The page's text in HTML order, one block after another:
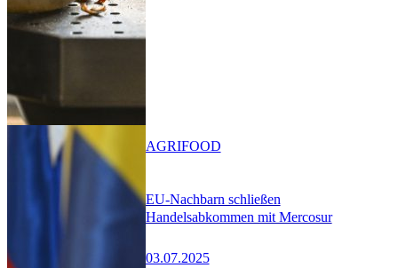
EU-Nachbarn schließen
Handelsabkommen mit Mercosur
03.07.2025
AGRIFOOD